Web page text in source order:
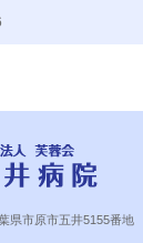
県市原市五井5155番地